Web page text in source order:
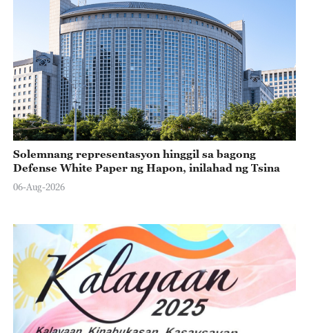
Solemnang representasyon hinggil sa bagong
Defense White Paper ng Hapon, inilahad ng Tsina
06-Aug-2026